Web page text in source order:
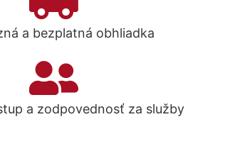
a bezplatná obhliadka
a zodpovednosť za služby